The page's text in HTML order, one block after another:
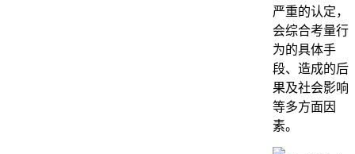
严重的认定，
会综合考量行
为的具体手
段、造成的后
果及社会影响
等多方面因
素。